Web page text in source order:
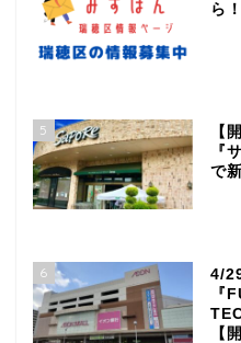
ら
5
【
『
で
6
4/
『
【